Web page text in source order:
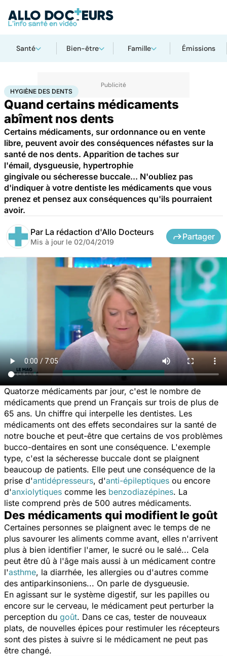
Santé Bien-être Famille Émissions
AccueilSantéMédicaments Hygiène des dents
HYGIÈNE DES DENTS
Quand certains médicaments
abîment nos dents
Certains médicaments, sur ordonnance ou en vente
libre, peuvent avoir des conséquences néfastes sur la
santé de nos dents. Apparition de taches sur
l'émail, dysgueusie, hypertrophie
gingivale ou sécheresse buccale... N'oubliez pas
d'indiquer à votre dentiste les médicaments que vous
prenez et pensez aux conséquences qu'ils pourraient
avoir.
Par La rédaction d'Allo Docteurs
Mis à jour le 02/04/2019
Partager
Quatorze médicaments par jour, c'est le nombre de
médicaments que prend un Français sur trois de plus de
65 ans. Un chiffre qui interpelle les dentistes. Les
médicaments ont des effets secondaires sur la santé de
notre bouche et peut-être que certains de vos problèmes
bucco-dentaires en sont une conséquence. L'exemple
type, c'est la sécheresse buccale dont se plaignent
beaucoup de patients. Elle peut une conséquence de la
prise d'antidépresseurs, d'anti-épileptiques ou encore
d'anxiolytiques comme les benzodiazépines. La
liste comprend près de 500 autres médicaments.
Des médicaments qui modifient le goût
Certaines personnes se plaignent avec le temps de ne
plus savourer les aliments comme avant, elles n'arrivent
plus à bien identifier l'amer, le sucré ou le salé... Cela
peut être dû à l'âge mais aussi à un médicament contre
l'asthme, la diarrhée, les allergies ou d'autres comme
des antiparkinsoniens... On parle de dysgueusie.
En agissant sur le système digestif, sur les papilles ou
encore sur le cerveau, le médicament peut perturber la
perception du goût. Dans ce cas, tester de nouveaux
plats, de nouvelles épices pour restimuler les récepteurs
sont des pistes à suivre si le médicament ne peut pas
être changé.